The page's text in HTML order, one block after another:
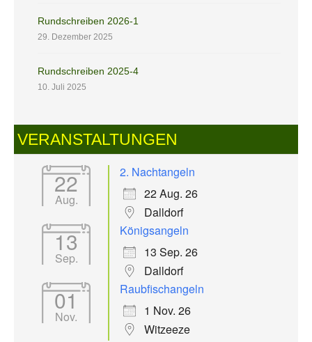
Rundschreiben 2026-1
29. Dezember 2025
Rundschreiben 2025-4
10. Juli 2025
VERANSTALTUNGEN
22
Aug.
2. Nachtangeln
22 Aug. 26
Dalldorf
13
Sep.
Königsangeln
13 Sep. 26
Dalldorf
01
Nov.
Raubfischangeln
1 Nov. 26
Witzeeze